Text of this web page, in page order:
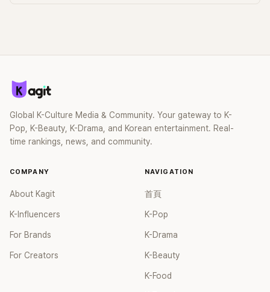
瘋狂了，哈哈，超帥！41.有好感的清純美男，本業厲害，出席
國美男，加油！帥哥已經有基本好感，再加上他幽默、能帶動
氣氛，真是最棒的！ 43.哈哈，看摔角真的能看到他很享受，
難怪讓人喜歡44.去看摔角了，真的可愛，哈哈哈45.露出額頭
真的給人超好的感覺，眉毛露出來超帥！ 46.帥哥出國真讓人
自豪，更多更多地秀出你的臉吧！47.啊，他這個人真的讓人好
49.這位不管去哪都讓人有好感的感覺，哈哈
服裝的人，但這樣看起來不管是表演者還是觀眾都很不舒服。
33.Lara年紀還小，為什麼總是讓她穿這樣ㅠㅠㅠㅠㅠ 34.哇，無
話可說......拜託給她們穿正常的衣服ㅠㅠ35.本來在Gnarly的時
候就覺得有點裸露，但越來越嚴重...36.可能是因為主要在海外
活動，常常穿得像比基尼一樣的服裝； 37.不是吧，連牛仔褲廣
的時候就不怎麼樣，現在更糟了ㅠ 40.只要像韓國音樂節目那
也說不喜歡，這到底是為了誰？42.海外粉絲也喜歡這次韓國活
動的服裝說很正常...ㅜ 43.孩子們年紀還小，這到底是什麼。根
不好看。45.但問題是在美國這樣反而受歡迎。 46.不僅裸露，
連衣服也不好看。47.海外粉絲都不喜歡，韓國音樂節目因為審
Global K-Culture Media & Community. Your gateway to K-
Pop, K-Beauty, K-Drama, and Korean entertainment. Real-
time rankings, news, and community.
COMPANY
About Kagit
K-Influencers
For Brands
For Creators
NAVIGATION
首頁
K-Pop
K-Drama
K-Beauty
K-Food